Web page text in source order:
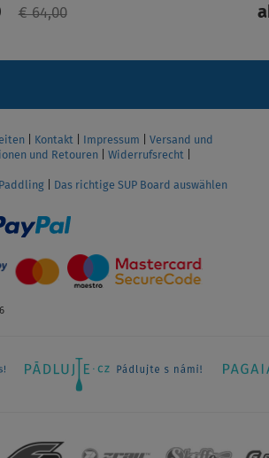
€ 64,00
Kontakt Impressum
Versand und
und Retouren Widerrufsrecht
Das richtige SUP Board auswählen